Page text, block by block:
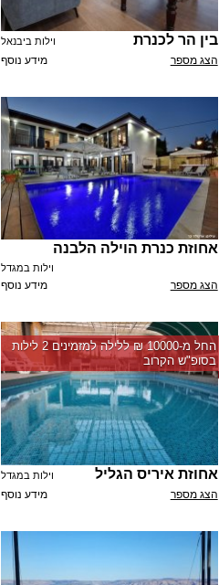
בין הר לכנרת וילות ביבנאל
מידע נוסף הצג מספר
אחוזת כנרת הוילה הלבנה
וילות במגדל
מידע נוסף הצג מספר
החל מ-‏10000 ₪ ללילה למזמינים 2 לילות
בסופ"ש הקרוב
אחוזת איריס הגליל וילות במגדל
מידע נוסף הצג מספר